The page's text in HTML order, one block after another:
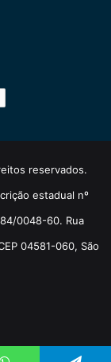
reservados.
estadual nº
0048-60. Rua
04581-060, São